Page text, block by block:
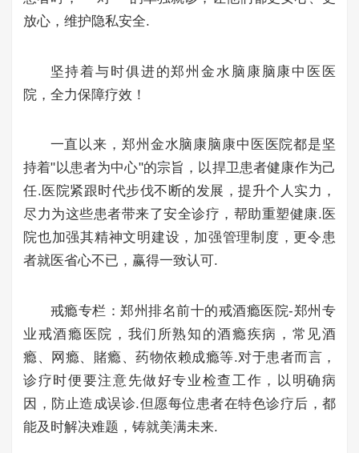
放心，维护隐私安全.
坚持着与时俱进的郑州金水脑康脑康中医医
院，全力保障疗效！
一直以来，郑州金水脑康脑康中医医院都是坚
持着"以患者为中心"的宗旨，以捍卫患者健康作为己
任.医院紧跟时代步伐不断的发展，提升个人实力，
尽力为这些患者带来了安全诊疗，帮助重塑健康.医
院也加强其精神文明建设，加强管理制度，更令患
者就医省心不已，赢得一致认可.
戒瘾专栏：郑州排名前十的戒酒瘾医院-郑州专
业戒酒瘾医院，我们所熟知的酒瘾疾病，常见酒
瘾、网瘾、賭瘾、药物依赖成瘾等.对于患者而言，
诊疗时便要注意先做好专业检查工作，以明确病
因，防止造成误诊.但愿每位患者在特色诊疗后，都
能及时解决难题，铸就美满未来.